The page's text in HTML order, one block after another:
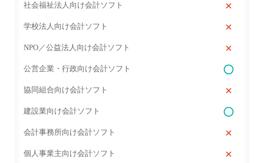
社会福祉法人向け会計ソフト
学校法人向け会計ソフト
NPO／公益法人向け会計ソフト
公営企業・行政向け会計ソフト
協同組合向け会計ソフト
建設業向け会計ソフト
会計事務所向け会計ソフト
個人事業主向け会計ソフト